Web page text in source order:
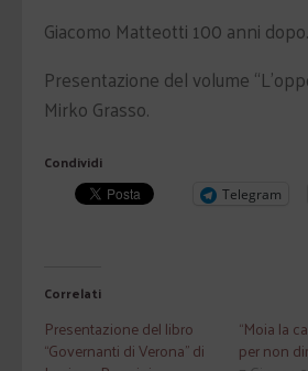
Giacomo Matteotti 100 anni dopo.
Presentazione del volume
Mirko Grasso.
Condividi
Telegram
Correlati
Presentazione del libro
“Governanti di Verona” di
“Moia la
per non